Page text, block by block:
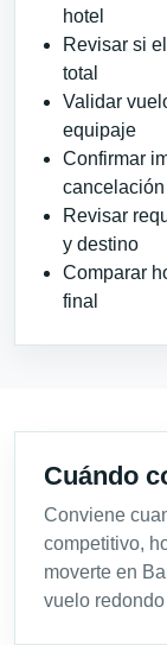
hotel
Revisar si
total
Validar
equipaje
Confirmar
cancelación
Revisar
y destino
Comparar
final
Cuándo
Conviene
competitivo,
moverte en
vuelo